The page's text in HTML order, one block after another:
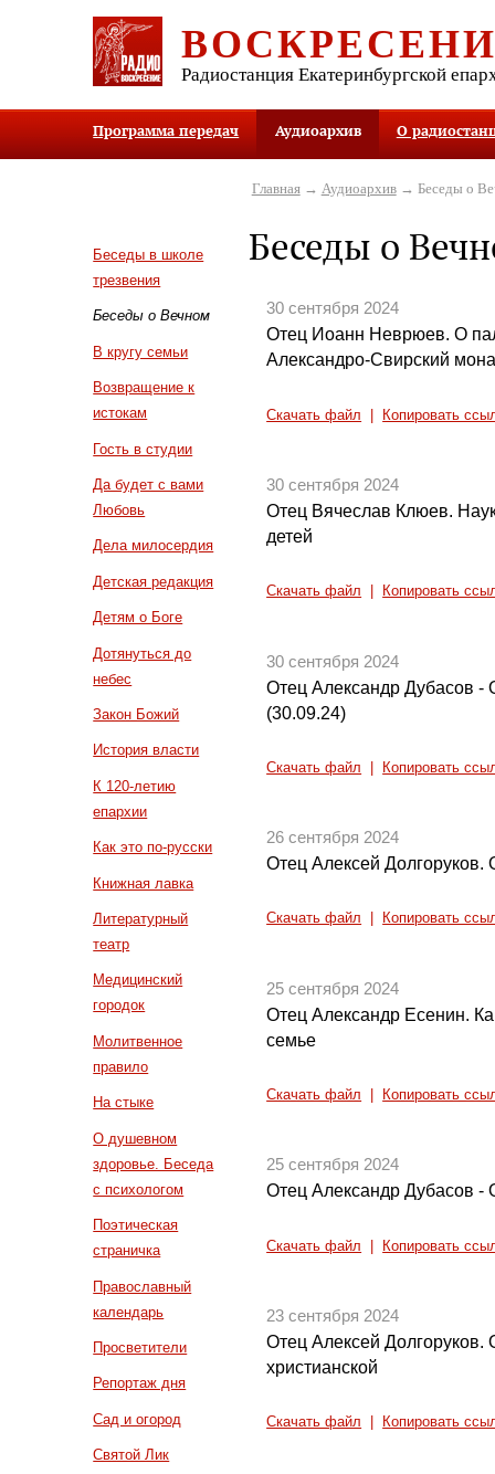
Радиостанция Екатеринбургской
Программа передач Аудиоархив О
Беседы в школе
трезвения
Беседы о Вечном
В кругу семьи
Возвращение к
истокам
Гость в студии
Да будет с вами
Любовь
Дела милосердия
Детская редакция
Детям о Боге
Дотянуться до
небес
Закон Божий
История власти
К 120-летию
епархии
Как это по-русски
Книжная лавка
Литературный
театр
Медицинский
городок
Молитвенное
правило
На стыке
О душевном
здоровье. Беседа
с психологом
Поэтическая
страничка
Православный
календарь
Просветители
Репортаж дня
Сад и огород
Святой Лик
Главная→ Аудиоархив→ Беседы о
Беседы о
30 сентября 2024
Отец Иоанн Неврюев. О
Александро-Свирский
Скачать файл Копировать
30 сентября 2024
Отец Вячеслав Клюев.
детей
Скачать файл Копировать
30 сентября 2024
Отец Александр Дубасов -
(30.09.24)
Скачать файл Копировать
26 сентября 2024
Отец Алексей Долгоруков.
Скачать файл Копировать
25 сентября 2024
Отец Александр Есенин.
семье
Скачать файл Копировать
25 сентября 2024
Отец Александр Дубасов -
Скачать файл Копировать
23 сентября 2024
Отец Алексей Долгоруков.
христианской
Скачать файл Копировать